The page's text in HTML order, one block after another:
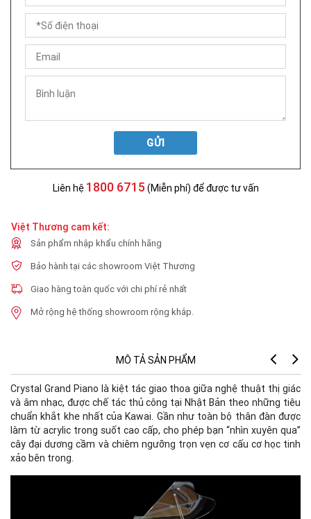
GỬI
Liên hệ 1800 6715 (Miễn phí) để được tư vấn
Việt Thương cam kết:
Sản phẩm nhập khẩu chính hãng
Bảo hành tại các showroom Việt Thương
Giao hàng toàn quốc với chi phí rẻ nhất
Mở rộng hệ thống showroom rộng khắp.
MÔ TẢ SẢN PHẨM
Crystal Grand Piano là kiệt tác giao thoa giữa nghệ thuật thị giác
và âm nhạc, được chế tác thủ công tại Nhật Bản theo những tiêu
chuẩn khắt khe nhất của Kawai. Gần như toàn bộ thân đàn được
làm từ acrylic trong suốt cao cấp, cho phép bạn “nhìn xuyên qua”
cây đại dương cầm và chiêm ngưỡng trọn vẹn cơ cấu cơ học tinh
xảo bên trong.